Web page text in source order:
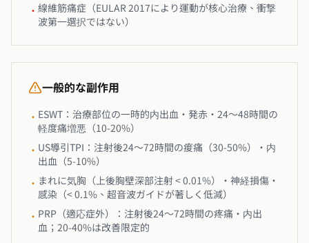
• 線維筋痛症（EULAR 2017により運動が核心治療、衝撃
波第一選択ではない）
一般的な副作用
• ESWT：治療部位の一時的内出血・発赤・24〜48時間の
軽度痛増悪（10-20%）
• US導引TPI：注射後24〜72時間の痠痛（30-50%）・内
出血（5-10%）
• まれに気胸（上後胸壁深部注射 < 0.01%）・神経損傷・
感染（< 0.1%、超音波ガイドが著しく低減）
• PRP（適応症外）：注射後24〜72時間の疼痛・内出
血；20-40%は改善限定的